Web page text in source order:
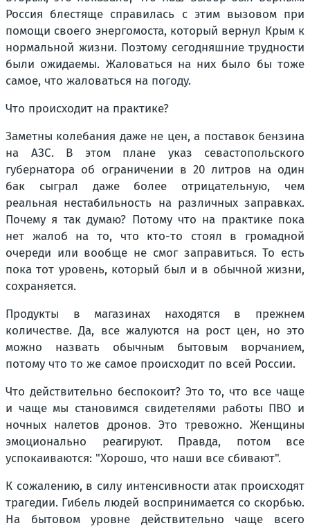
Россия блестяще справилась с этим вызовом при
помощи своего энергомоста, который вернул Крым к
нормальной жизни. Поэтому сегодняшние трудности
были ожидаемы. Жаловаться на них было бы тоже
самое, что жаловаться на погоду.
Что происходит на практике?
Заметны колебания даже не цен, а поставок бензина
на АЗС. В этом плане указ севастопольского
губернатора об ограничении в 20 литров на один
бак сыграл даже более отрицательную, чем
реальная нестабильность на различных заправках.
Почему я так думаю? Потому что на практике пока
нет жалоб на то, что кто-то стоял в громадной
очереди или вообще не смог заправиться. То есть
пока тот уровень, который был и в обычной жизни,
сохраняется.
Продукты в магазинах находятся в прежнем
количестве. Да, все жалуются на рост цен, но это
можно назвать обычным бытовым ворчанием,
потому что то же самое происходит по всей России.
Что действительно беспокоит? Это то, что все чаще
и чаще мы становимся свидетелями работы ПВО и
ночных налетов дронов. Это тревожно. Женщины
эмоционально реагируют. Правда, потом все
успокаиваются: "Хорошо, что наши все сбивают".
К сожалению, в силу интенсивности атак происходят
трагедии. Гибель людей воспринимается со скорбью.
На бытовом уровне действительно чаще всего